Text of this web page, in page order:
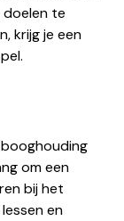
doelen te
krijg je een
om een
bij het
en